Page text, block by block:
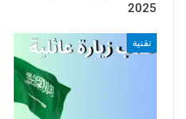
2025
تقنية